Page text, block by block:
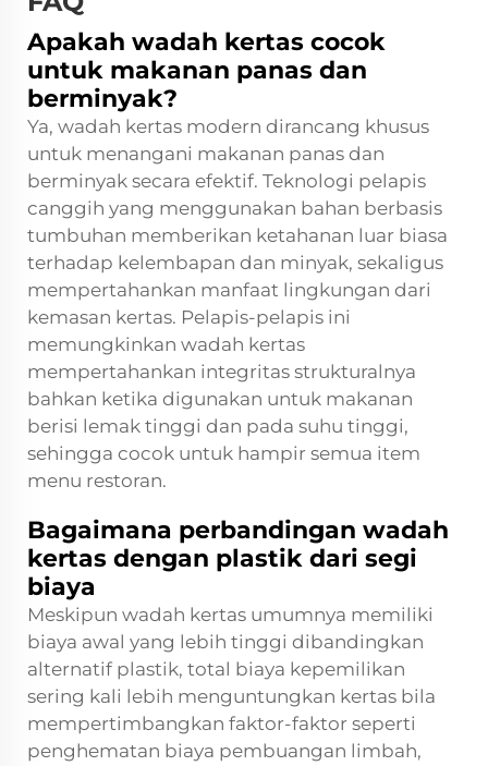
Apakah wadah kertas cocok
untuk makanan panas dan
berminyak?
Ya, wadah kertas modern dirancang khusus
untuk menangani makanan panas dan
berminyak secara efektif. Teknologi pelapis
canggih yang menggunakan bahan berbasis
tumbuhan memberikan ketahanan luar biasa
terhadap kelembapan dan minyak, sekaligus
mempertahankan manfaat lingkungan dari
kemasan kertas. Pelapis-pelapis ini
memungkinkan wadah kertas
mempertahankan integritas strukturalnya
bahkan ketika digunakan untuk makanan
berisi lemak tinggi dan pada suhu tinggi,
sehingga cocok untuk hampir semua item
menu restoran.
Bagaimana perbandingan wadah
kertas dengan plastik dari segi
biaya
Meskipun wadah kertas umumnya memiliki
biaya awal yang lebih tinggi dibandingkan
alternatif plastik, total biaya kepemilikan
sering kali lebih menguntungkan kertas bila
mempertimbangkan faktor-faktor seperti
penghematan biaya pembuangan limbah,